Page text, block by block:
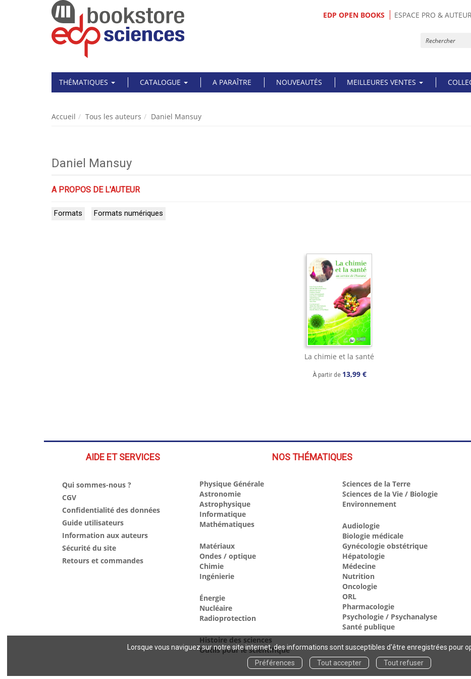
Lorsque vous naviguez sur notre site internet, des informations sont susceptibles d'être enregistrées pour
Préférences
Tout accepter Tout refuser
EDP OPEN BOOKS ESPACE PRO &
THÉMATIQUES
CATALOGUE A PARAÎTRE NOUVEAUTÉS MEILLEURES VENTES
Accueil Tous les auteurs Daniel Mansuy
Daniel Mansuy
A PROPOS DE L'AUTEUR
Formats Formats numériques
La chimie et la santé
À partir de 13,99 €
AIDE ET SERVICES
Qui sommes-nous ?
CGV
Confidentialité des données
Guide utilisateurs
Information aux auteurs
Sécurité du site
Retours et commandes
NOS THÉMATIQUES
Physique Générale
Astronomie
Astrophysique
Informatique
Mathématiques
Matériaux
Ondes / optique
Chimie
Ingénierie
Énergie
Nucléaire
Radioprotection
Histoire des sciences
Outils pour le scientifique
Sciences de la Terre
Sciences de la Vie / Biologie
Environnement
Audiologie
Biologie médicale
Gynécologie obstétrique
Hépatologie
Médecine
Nutrition
Oncologie
ORL
Pharmacologie
Psychologie / Psychanalyse
Santé publique